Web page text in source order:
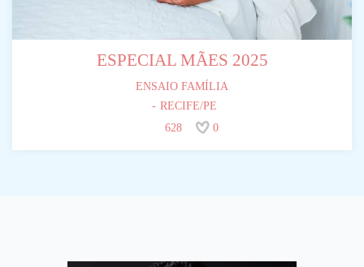
ESPECIAL MÃES 2025
ENSAIO FAMÍLIA
RECIFE/PE
628
0